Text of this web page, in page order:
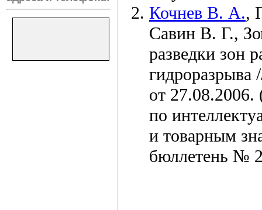
Кочнев В. А.,
Савин В. Г.,
разведки зон
гидроразрыва
от 27.08.2006.
по
и товарным
бюллетень №